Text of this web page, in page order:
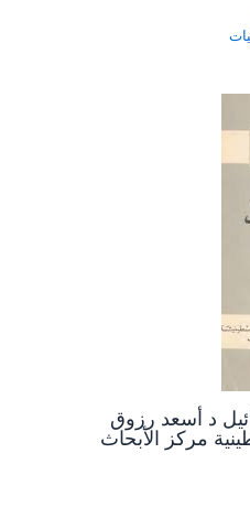
د أسعد رزوق
مركز الأبحاث